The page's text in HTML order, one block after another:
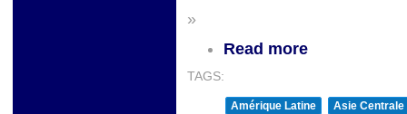
»
Read more
TAGS:
Amérique Latine
Asie Centrale